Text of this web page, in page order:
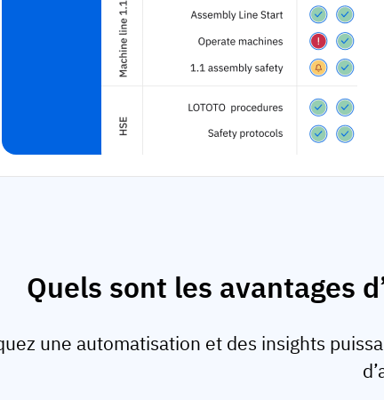
Quels sont les avantages
une automatisation et des insights